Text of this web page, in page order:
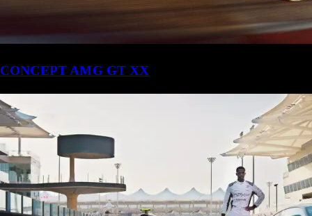
CONCEPT AMG GT XX